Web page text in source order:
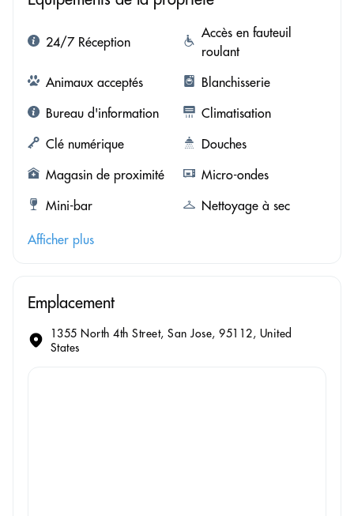
24/7 Réception
Accès en fauteuil
roulant
Animaux acceptés
Blanchisserie
Bureau d'information
Climatisation
Clé numérique
Douches
Magasin de proximité
Micro-ondes
Mini-bar
Nettoyage à sec
Afficher plus
Emplacement
1355 North 4th Street, San Jose, 95112, United
States